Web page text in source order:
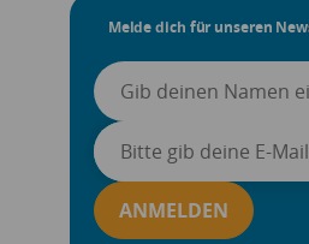
Melde dich für unseren